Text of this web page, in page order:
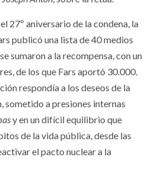
27º aniversario de la condena, la
publicó una lista de 40 medios
sumaron a la recompensa, con un
de los que Fars aportó 30.000.
respondía a los deseos de la
sometido a presiones internas
y en un difícil equilibrio que
de la vida pública, desde las
el pacto nuclear a la